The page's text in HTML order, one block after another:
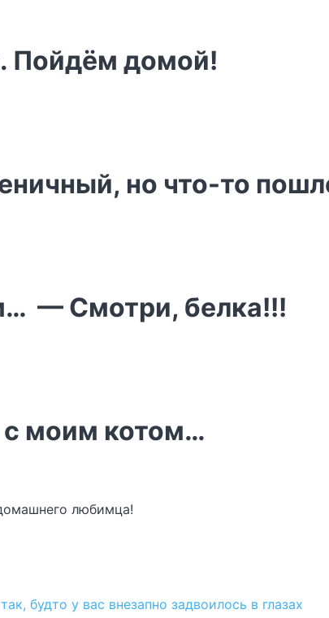
Пойдём домой!
но что-то
— Смотри, белка!!!
с моим котом…
любимца!
будто у вас внезапно задвоилось в глазах